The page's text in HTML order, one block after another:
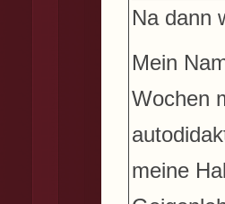
Na dann
Mein
Wochen
meine